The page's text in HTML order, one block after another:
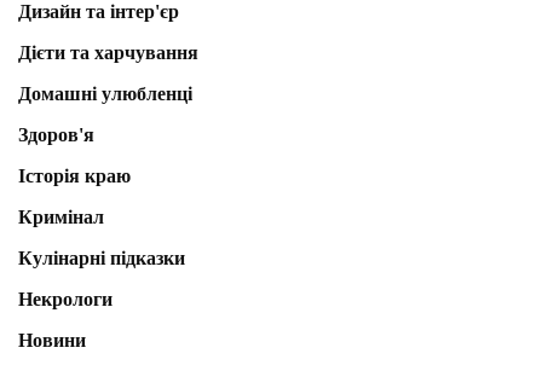
Дизайн та інтер'єр
Дієти та харчування
Домашні улюбленці
Здоров'я
Історія краю
Кримінал
Кулінарні підказки
Некрологи
Новини